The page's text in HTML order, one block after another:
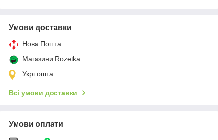
Умови доставки
Нова Пошта
Магазини Rozetka
Укрпошта
Всі умови доставки
Умови оплати